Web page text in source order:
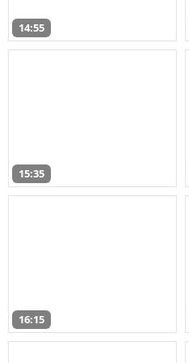
14:55
15:35
16:15